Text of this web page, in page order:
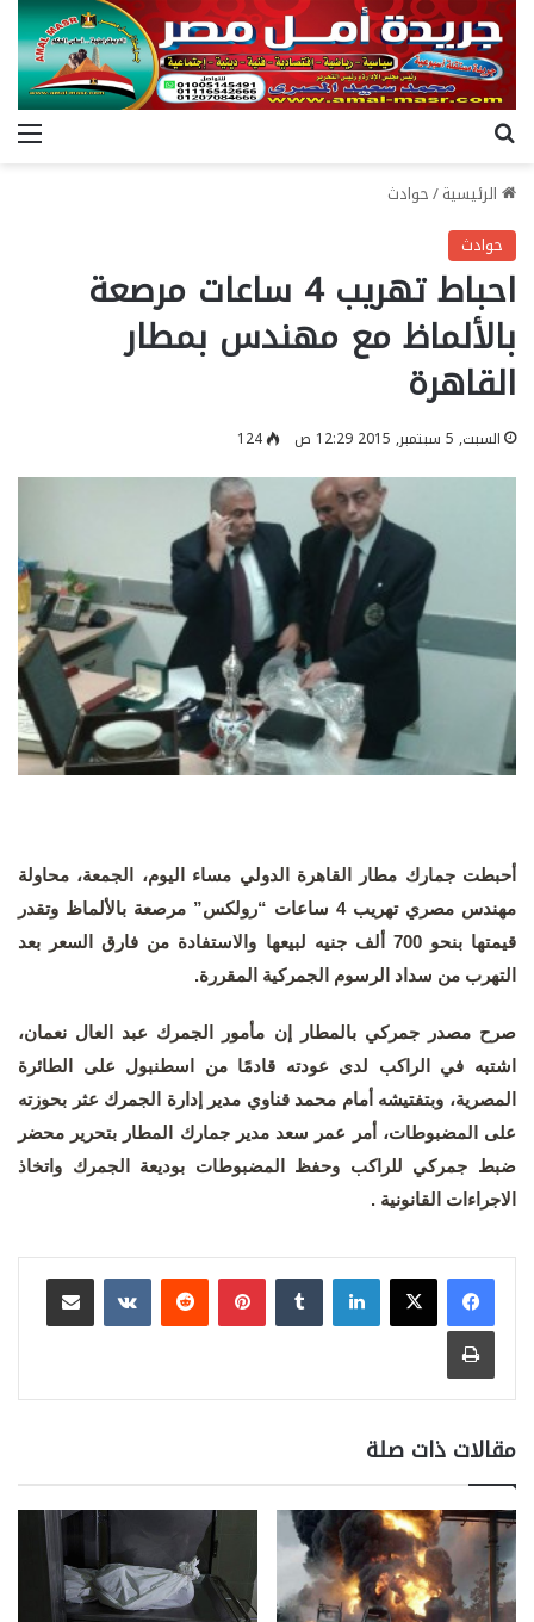
الرئيسية/حوادث
حوادث
احباط تهريب 4 ساعات مرصعة
بالألماظ مع مهندس بمطار
القاهرة
السبت, 5 سبتمبر, 2015 12:29 ص 124
أحبطت جمارك مطار القاهرة الدولي مساء اليوم، الجمعة، محاولة
مهندس مصري تهريب 4 ساعات “رولكس” مرصعة بالألماظ وتقدر
قيمتها بنحو 700 ألف جنيه لبيعها والاستفادة من فارق السعر بعد
التهرب من سداد الرسوم الجمركية المقررة.
صرح مصدر جمركي بالمطار إن مأمور الجمرك عبد العال نعمان،
اشتبه في الراكب لدى عودته قادمًا من اسطنبول على الطائرة
المصرية، وبتفتيشه أمام محمد قناوي مدير إدارة الجمرك عثر بحوزته
على المضبوطات، أمر عمر سعد مدير جمارك المطار بتحرير محضر
ضبط جمركي للراكب وحفظ المضبوطات بوديعة الجمرك واتخاذ
الاجراءات القانونية .
لينكدإن بينتيريست
مشاركة عبر البريد
طباعة
مقالات ذات صلة